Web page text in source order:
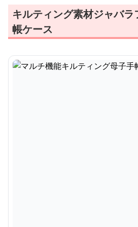
キルティング素材ジャバ
帳ケース